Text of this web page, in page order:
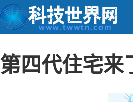
第四代住宅来